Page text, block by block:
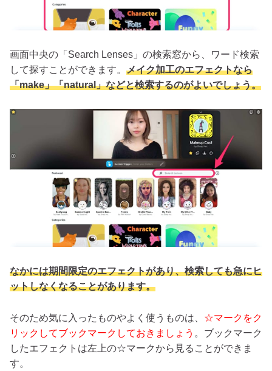
画面中央の「Search Lenses」の検索窓から、ワード検索
して探すことができます。 メイク加工のエフェクトなら
「make」「natural」などと検索するのがよいでしょう。
なかには期間限定のエフェクトがあり、検索しても急にヒ
ットしなくなることがあります。
そのため気に入ったものやよく使うものは、 ☆マークをク
リックしてブックマークしておきましょう 。ブックマーク
したエフェクトは左上の☆マークから見ることができま
す。